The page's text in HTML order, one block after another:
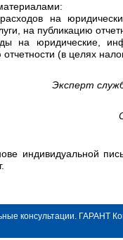
на
на публикацию
на юридические,
отчетности (в целях
Эксперт
индивидуальной
консультации. ГАРАНТ